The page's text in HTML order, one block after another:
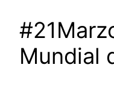
Mundial